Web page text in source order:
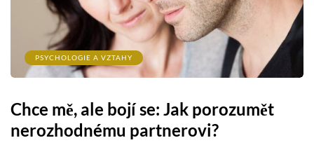
PSYCHOLOGIE A VZTAHY
Chce mě, ale bojí se: Jak porozumět
nerozhodnému partnerovi?